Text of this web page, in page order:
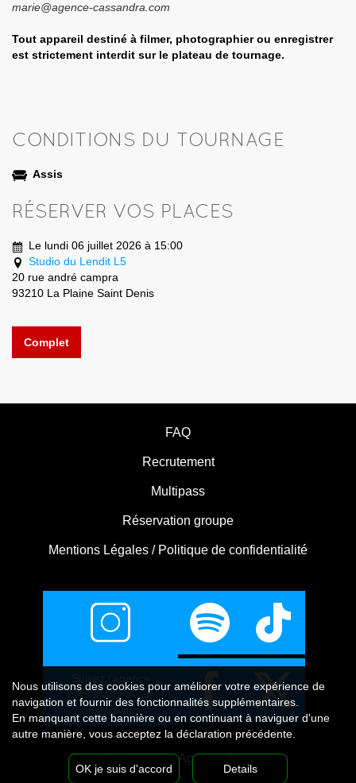
marie@agence-cassandra.com
Tout appareil destiné à filmer, photographier ou enregistrer
est strictement interdit sur le plateau de tournage.
CONDITIONS DU TOURNAGE
Assis
RÉSERVER VOS PLACES
Le lundi 06 juillet 2026 à 15:00
Studio du Lendit L5
20 rue andré campra
93210 La Plaine Saint Denis
Complet
FAQ
Recrutement
Multipass
Réservation groupe
Mentions Légales / Politique de confidentialité
Suivez l'agence
CASSANDRA sur
Instagram
Copyright © 2026 - Agence Cassandra
Nous utilisons des cookies pour améliorer votre expérience de
navigation et fournir des fonctionnalités supplémentaires.
En manquant cette bannière ou en continuant à naviguer d'une
autre manière, vous acceptez la déclaration précédente.
OK je suis d'accord Details